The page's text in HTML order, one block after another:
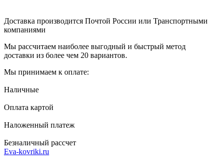
Доставка производится Почтой России или Транспортными
компаниями
Мы рассчитаем наиболее выгодный и быстрый метод
доставки из более чем 20 вариантов.
Мы принимаем к оплате:
Наличные
Оплата картой
Наложенный платеж
Безналичный рассчет
Eva-kovriki.ru